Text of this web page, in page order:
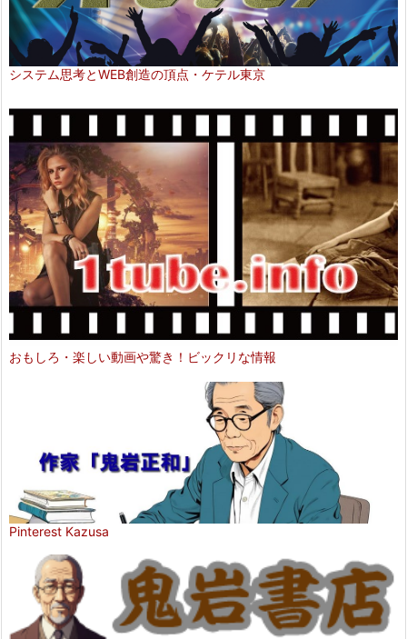
システム思考とWEB創造の頂点・ケテル東京
おもしろ・楽しい動画や驚き！ビックリな情報
Pinterest Kazusa